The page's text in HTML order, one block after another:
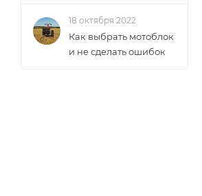
18 октября 2022
Как выбрать мотоблок
и не сделать ошибок